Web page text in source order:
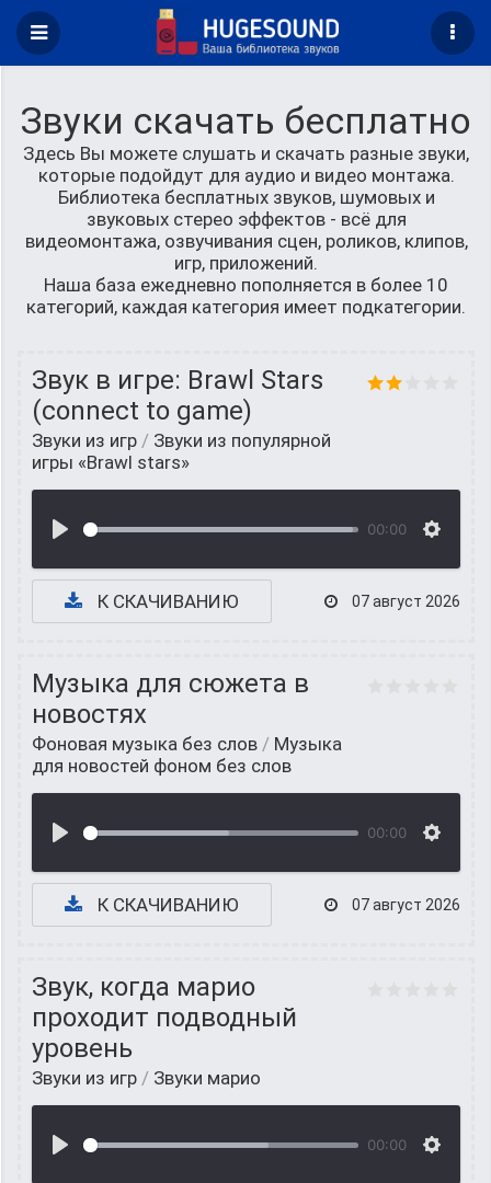
Звуки скачать бесплатно
Здесь Вы можете слушать и скачать разные звуки,
которые подойдут для аудио и видео монтажа.
Библиотека бесплатных звуков, шумовых и
звуковых стерео эффектов - всё для
видеомонтажа, озвучивания сцен, роликов, клипов,
игр, приложений.
Наша база ежедневно пополняется в более 10
категорий, каждая категория имеет подкатегории.
Звук в игре: Brawl Stars
(connect to game)
Звуки из игр / Звуки из популярной
игры «Brawl stars»
00:00
К СКАЧИВАНИЮ 07 август 2026
Музыка для сюжета в
новостях
Фоновая музыка без слов / Музыка
для новостей фоном без слов
00:00
К СКАЧИВАНИЮ 07 август 2026
Звук, когда марио
проходит подводный
уровень
Звуки из игр / Звуки марио
00:00